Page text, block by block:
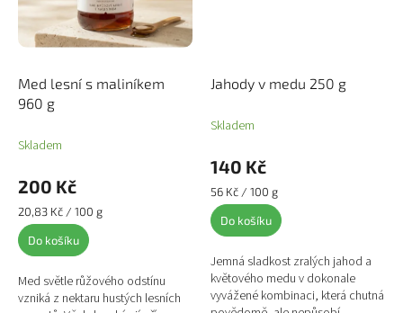
Med lesní s maliníkem
960 g
Skladem
200 Kč
Měrná
cena:
20,83 Kč / 100 g
Do košíku
Med světle růžového odstínu
vzniká z nektaru hustých lesních
Jahody v medu 250 g
Skladem
140 Kč
Měrná
cena:
56 Kč / 100 g
Do košíku
Jemná sladkost zralých jahod a
květového medu v dokonale
vyvážené kombinaci, která chutná